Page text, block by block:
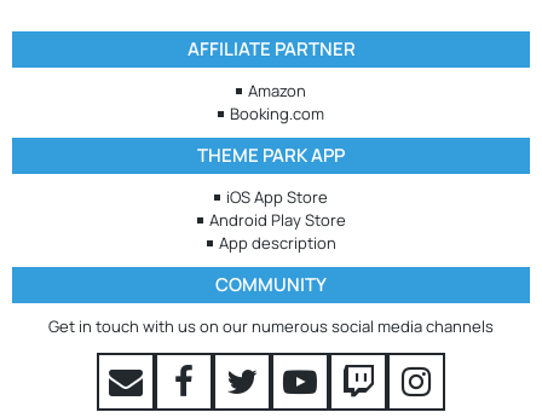
AFFILIATE PARTNER
Amazon
Booking.com
THEME PARK APP
iOS App Store
Android Play Store
App description
COMMUNITY
Get in touch with us on our numerous social media channels